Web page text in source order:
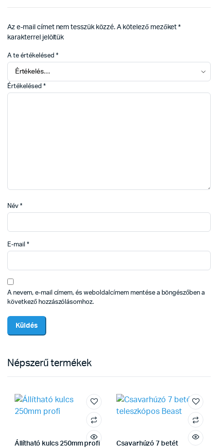
Az e-mail címet nem tesszük közzé. A kötelező mezőket*
karakterrel jelöltük
A te értékelésed *
Értékelésed *
Név *
E-mail *
A nevem, e-mail címem, és weboldalcímem mentése a böngészőben a
következő hozzászólásomhoz.
Népszerű termékek
Állítható kulcs 250mm profi
Csavarhúzó 7 betét